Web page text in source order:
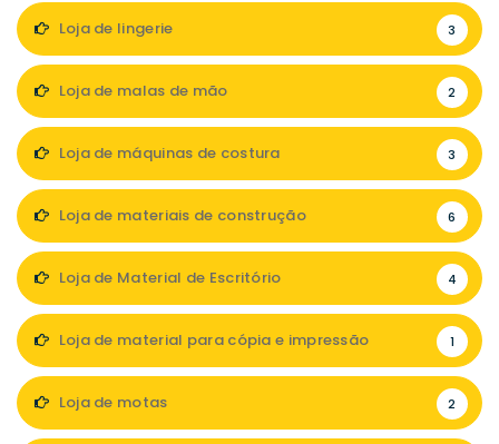
Loja de lingerie 3
Loja de malas de mão 2
Loja de máquinas de costura 3
Loja de materiais de construção 6
Loja de Material de Escritório 4
Loja de material para cópia e impressão 1
Loja de motas 2